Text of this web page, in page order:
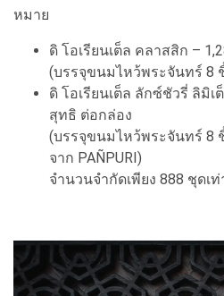
หมาย
ดิ โอเรียนเต็ล คลาสสิก –
(บรรจุขนมไหว้พระจันทร์ 8
ดิ โอเรียนเต็ล ลักซ์ชัวรี่ ลิมิเ
สุทธิ ต่อกล่อง
(บรรจุขนมไหว้พระจันทร์ 8
จาก PAÑPURI)
จำนวนจำกัดเพียง 888 ชุดเ